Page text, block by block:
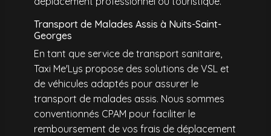
Transport de Malades Assis à Nuits-Saint-
Georges
En tant que service de transport sanitaire,
Taxi Me'Lys propose des solutions de VSL et
de véhicules adaptés pour assurer le
transport de malades assis. Nous sommes
conventionnés CPAM pour faciliter le
remboursement de vos frais de déplacement